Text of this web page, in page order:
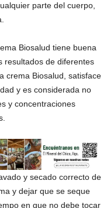
parte del cuerpo,
Biosalud tiene buena
resultados de diferentes
crema Biosalud, satisface
y es considerada no
y concentraciones
y secado correcto de
y dejar que se seque
en que no debe tocar